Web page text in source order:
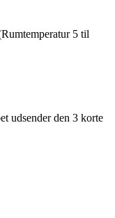
5 til
udsender den 3 korte